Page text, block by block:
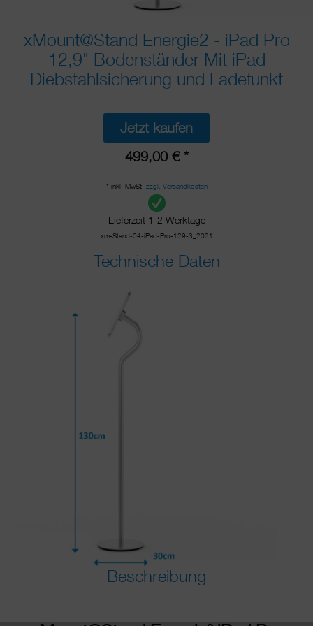
xMount@Stand Energie2 - iPad Pro
12,9" Bodenständer Mit iPad
Diebstahlsicherung und Ladefunkt
Jetzt kaufen
499,00 € *
* inkl. MwSt. zzgl. Versandkosten
Lieferzeit 1-2 Werktage
xm-Stand-04-iPad-Pro-129-3_2021
Technische Daten
Beschreibung